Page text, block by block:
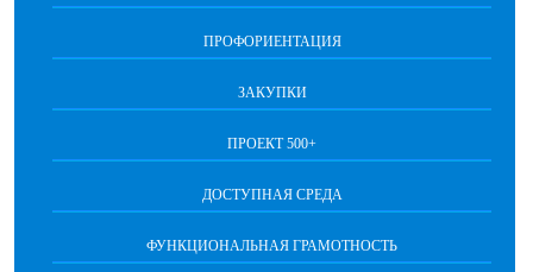
ПРОФОРИЕНТАЦИЯ
ЗАКУПКИ
ПРОЕКТ 500+
ДОСТУПНАЯ СРЕДА
ФУНКЦИОНАЛЬНАЯ ГРАМОТНОСТЬ